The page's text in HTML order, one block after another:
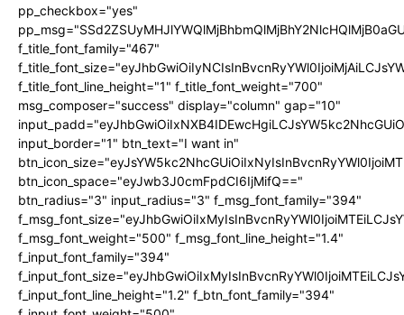
pp_checkbox="yes"
f_title_font_family="467"
f_title_font_line_height="1" f_title_font_weight="700"
msg_composer="success" display="column" gap="10"
input_border="1" btn_text="I want in"
btn_icon_space="eyJwb3J0cmFpdCI6IjMifQ=="
btn_radius="3" input_radius="3" f_msg_font_family="394"
f_msg_font_weight="500" f_msg_font_line_height="1.4"
f_input_font_family="394"
f_input_font_line_height="1.2" f_btn_font_family="394"